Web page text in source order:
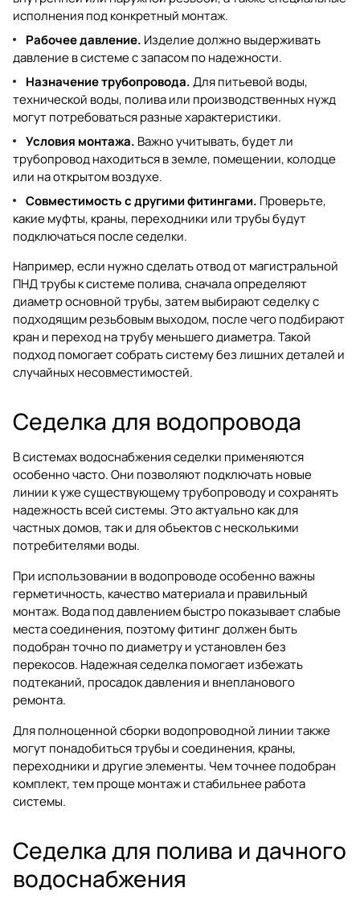
исполнения под конкретный монтаж.
Рабочее давление. Изделие должно выдерживать
давление в системе с запасом по надежности.
Назначение трубопровода.Для питьевой воды,
технической воды, полива или производственных нужд
могут потребоваться разные характеристики.
Условия монтажа. Важно учитывать, будет ли
трубопровод находиться в земле, помещении, колодце
или на открытом воздухе.
Совместимость с другими фитингами. Проверьте,
какие муфты, краны, переходники или трубы будут
подключаться после седелки.
Например, если нужно сделать отвод от магистральной
ПНД трубы к системе полива, сначала определяют
диаметр основной трубы, затем выбирают седелку с
подходящим резьбовым выходом, после чего подбирают
кран и переход на трубу меньшего диаметра. Такой
подход помогает собрать систему без лишних деталей и
случайных несовместимостей.
Седелка для водопровода
В системах водоснабжения седелки применяются
особенно часто. Они позволяют подключать новые
линии к уже существующему трубопроводу и сохранять
надежность всей системы. Это актуально как для
частных домов, так и для объектов с несколькими
потребителями воды.
При использовании в водопроводе особенно важны
герметичность, качество материала и правильный
монтаж. Вода под давлением быстро показывает слабые
места соединения, поэтому фитинг должен быть
подобран точно по диаметру и установлен без
перекосов. Надежная седелка помогает избежать
подтеканий, просадок давления и внепланового
ремонта.
Для полноценной сборки водопроводной линии также
могут понадобитьсятрубы и соединения, краны,
переходники и другие элементы. Чем точнее подобран
комплект, тем проще монтаж и стабильнее работа
системы.
Седелка для полива и дачного
водоснабжения